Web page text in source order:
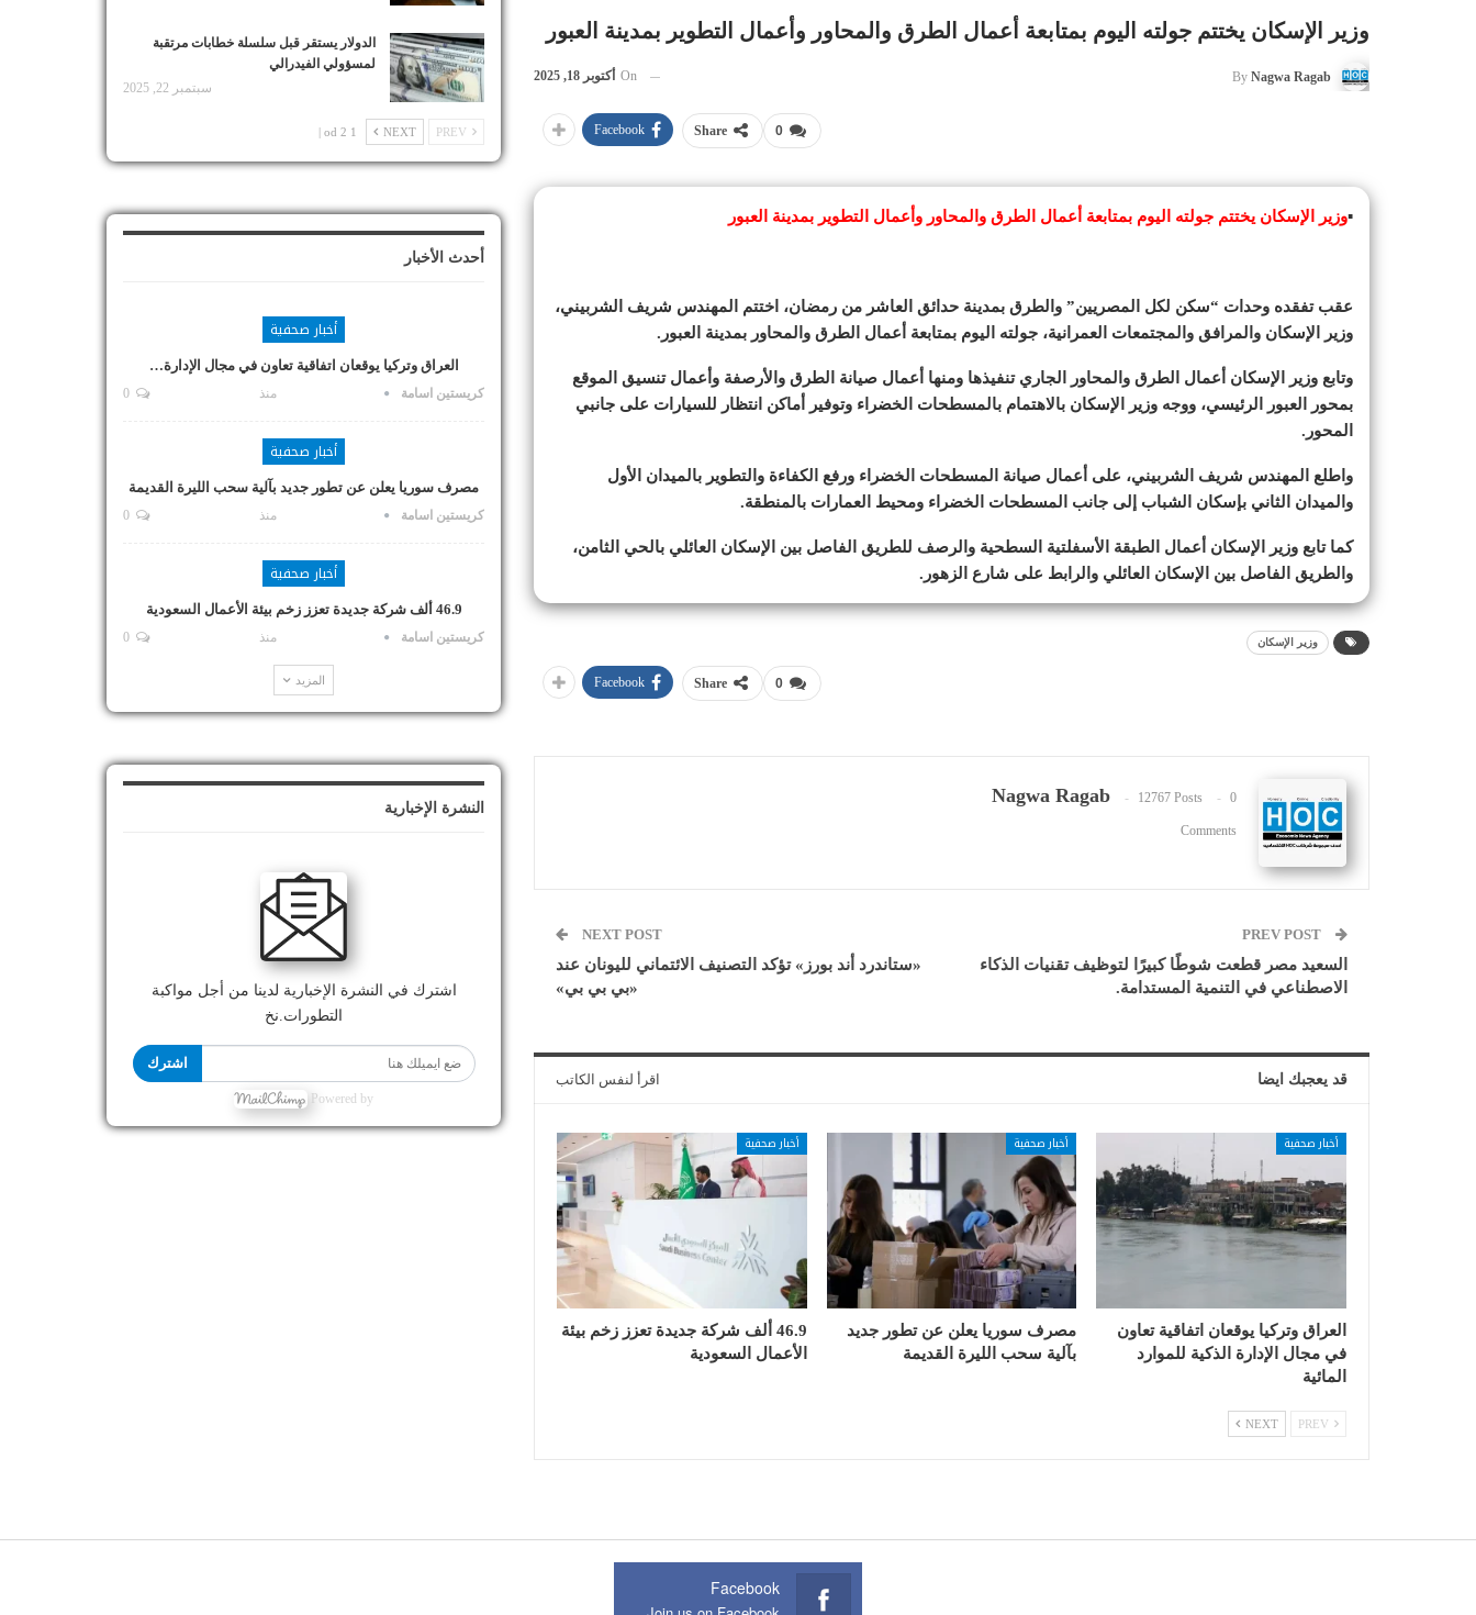
وزير الإسكان يختتم جولته اليوم بمتابعة أعمال الطرق والمحاور وأعمال التطوير بمدينة العبور
By Nagwa Ragab
On أكتوبر 18, 2025
0
Share
Facebook
▪︎وزير الإسكان يختتم جولته اليوم بمتابعة أعمال الطرق والمحاور وأعمال التطوير بمدينة العبور
عقب تفقده وحدات “سكن لكل المصريين” والطرق بمدينة حدائق العاشر من رمضان، اختتم المهندس شريف الشربيني،
وزير الإسكان والمرافق والمجتمعات العمرانية، جولته اليوم بمتابعة أعمال الطرق والمحاور بمدينة العبور.
وتابع وزير الإسكان أعمال الطرق والمحاور الجاري تنفيذها ومنها أعمال صيانة الطرق والأرصفة وأعمال تنسيق الموقع
بمحور العبور الرئيسي، ووجه وزير الإسكان بالاهتمام بالمسطحات الخضراء وتوفير أماكن انتظار للسيارات على جانبي
المحور.
واطلع المهندس شريف الشربيني، على أعمال صيانة المسطحات الخضراء ورفع الكفاءة والتطوير بالميدان الأول
والميدان الثاني بإسكان الشباب إلى جانب المسطحات الخضراء ومحيط العمارات بالمنطقة.
كما تابع وزير الإسكان أعمال الطبقة الأسفلتية السطحية والرصف للطريق الفاصل بين الإسكان العائلي بالحي الثامن،
والطريق الفاصل بين الإسكان العائلي والرابط على شارع الزهور.
وزير الإسكان
0
Share
Facebook
Nagwa Ragab 12767 Posts 0
Comments
السعيد مصر قطعت شوطًا كبيرًا لتوظيف تقنيات الذكاء
الاصطناعي في التنمية المستدامة.
NEXT POST
«ستاندرد أند بورز» تؤكد التصنيف الائتماني لليونان عند
«بي بي بي»
قد يعجبك ايضا اقرأ لنفس الكاتب
أخبار صحفية
العراق وتركيا يوقعان اتفاقية تعاون
في مجال الإدارة الذكية للموارد
المائية
أخبار صحفية
مصرف سوريا يعلن عن تطور جديد
بآلية سحب الليرة القديمة
أخبار صحفية
46.9 ألف شركة جديدة تعزز زخم بيئة
الأعمال السعودية
NEXT
الدولار يستقر قبل سلسلة خطابات مرتقبة
لمسؤولي الفيدرالي
سبتمبر 22, 2025
NEXT
1 od 2 |
أحدث الأخبار
أخبار صحفية
العراق وتركيا يوقعان اتفاقية تعاون في مجال الإدارة…
كريستين اسامة منذ
أخبار صحفية
مصرف سوريا يعلن عن تطور جديد بآلية سحب الليرة القديمة
كريستين اسامة منذ
أخبار صحفية
46.9 ألف شركة جديدة تعزز زخم بيئة الأعمال السعودية
كريستين اسامة منذ
المزيد
النشرة الإخبارية
اشترك في النشرة الإخبارية لدينا من أجل مواكبة
التطورات.نخ
اشترك
Powered by
Facebook